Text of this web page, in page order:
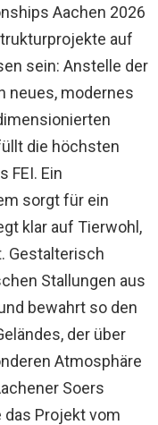
Aachen 2026
auf
sein: Anstelle der
neues, modernes
die höchsten
FEI. Ein
sorgt für ein
klar auf Tierwohl,
Gestalterisch
Stallungen aus
bewahrt so den
der über
Atmosphäre
Soers
das Projekt vom